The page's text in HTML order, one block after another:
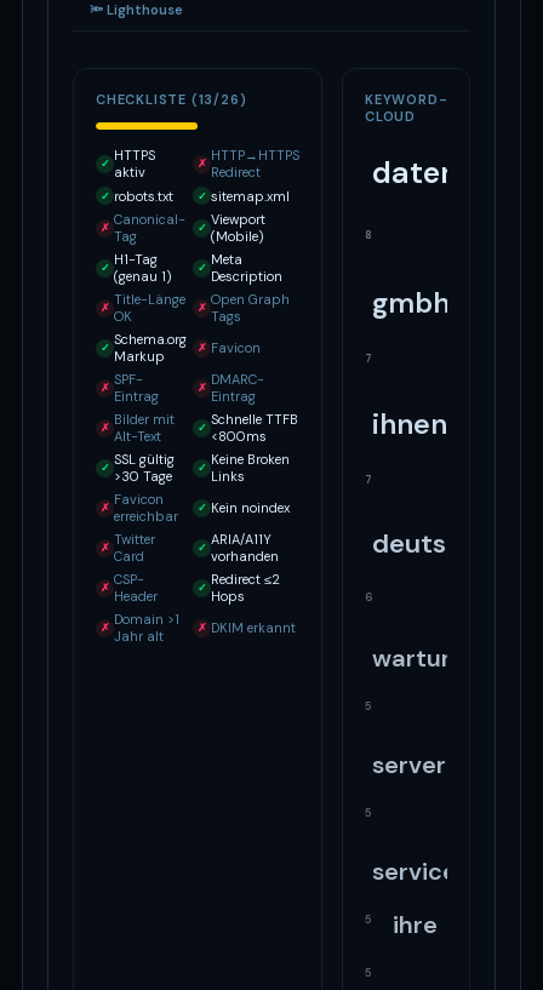
🔦 Lighthouse
CHECKLISTE (13/26)
✓ HTTPS
aktiv
✗ HTTP→HTTPS
Redirect
✓ robots.txt ✓ sitemap.xml
✗ Canonical-
Tag
✓ Viewport
(Mobile)
✓ H1-Tag
(genau 1)
✓ Meta
Description
✗ Title-Länge
OK
✗ Open Graph
Tags
✓ Schema.org
Markup
✗ Favicon
✗ SPF-
Eintrag
✗ DMARC-
Eintrag
✗ Bilder mit
Alt-Text
✓ Schnelle TTFB
<800ms
✓ SSL gültig
>30 Tage
✓ Keine Broken
Links
✗ Favicon
erreichbar
✓ Kein noindex
✗ Twitter
Card
✓ ARIA/A11Y
vorhanden
✗ CSP-
Header
✓ Redirect ≤2
Hops
✗ Domain >1
Jahr alt
✗ DKIM erkannt
KEYWORD-
CLOUD
daten
8
gmbh
7
ihnen
7
6
wartung
5
server
5
service
5 ihre
5